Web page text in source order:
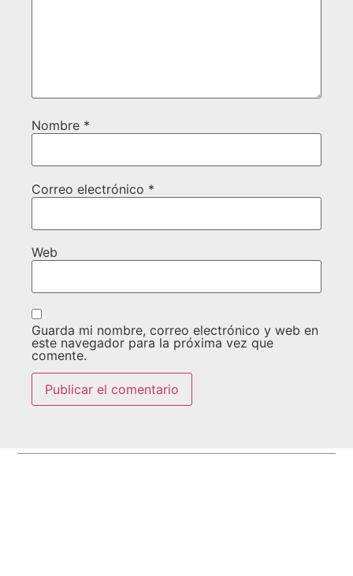
Nombre *
Correo electrónico *
Web
Guarda mi nombre, correo electrónico y web en
este navegador para la próxima vez que
comente.